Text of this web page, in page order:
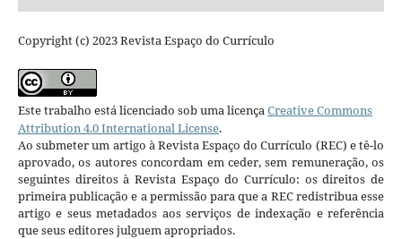
Copyright (c) 2023 Revista Espaço do Currículo
Este trabalho está licenciado sob uma licençaCreative Commons
Attribution 4.0 International License.
Ao submeter um artigo à Revista Espaço do Currículo (REC) e tê-lo
aprovado, os autores concordam em ceder, sem remuneração, os
seguintes direitos à Revista Espaço do Currículo: os direitos de
primeira publicação e a permissão para que a REC redistribua esse
artigo e seus metadados aos serviços de indexação e referência
que seus editores julguem apropriados.